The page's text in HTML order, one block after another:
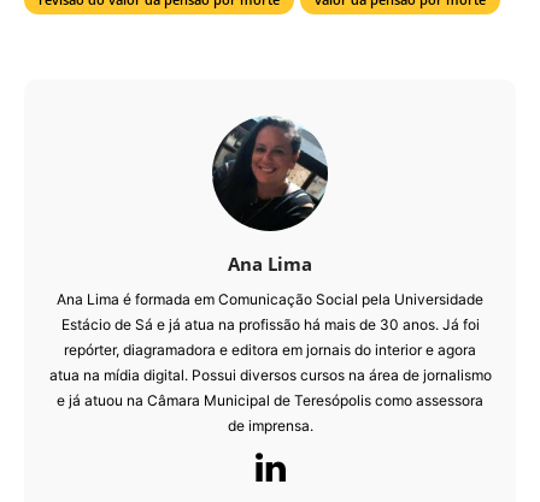
Ana Lima
Ana Lima é formada em Comunicação Social pela Universidade
Estácio de Sá e já atua na profissão há mais de 30 anos. Já foi
repórter, diagramadora e editora em jornais do interior e agora
atua na mídia digital. Possui diversos cursos na área de jornalismo
e já atuou na Câmara Municipal de Teresópolis como assessora
de imprensa.